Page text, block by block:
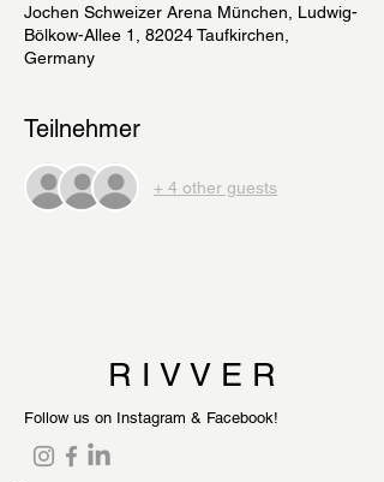
Jochen Schweizer Arena München, Ludwig-
Bölkow-Allee 1, 82024 Taufkirchen,
Germany
Teilnehmer
+ 4 other guests
R I V V E R
Follow us on Instagram & Facebook!